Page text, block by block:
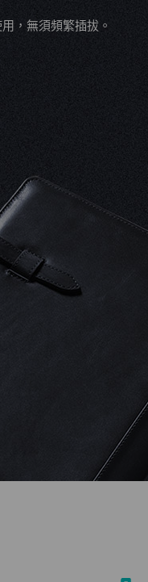
，無須頻繁插拔。